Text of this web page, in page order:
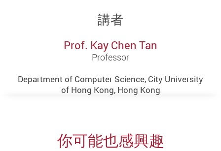
講者
Prof. Kay Chen Tan
Professor
Department of Computer Science, City University
of Hong Kong, Hong Kong
你可能也感興趣